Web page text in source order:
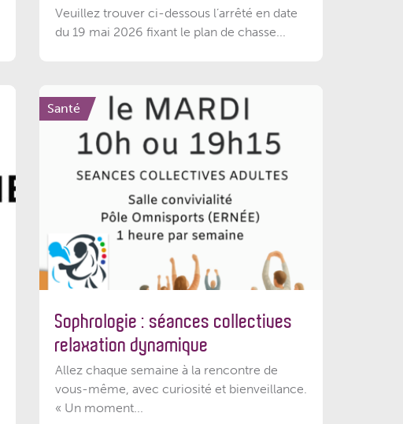
Veuillez trouver ci-dessous l’arrêté en date
du 19 mai 2026 fixant le plan de chasse...
Santé
Sophrologie : séances collectives
relaxation dynamique
Allez chaque semaine à la rencontre de
vous-même, avec curiosité et bienveillance.
« Un moment...